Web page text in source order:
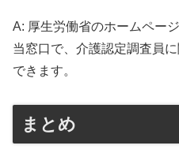
A: 厚生労働省のホームペー
当窓口で、介護認定調査員
できます。
まとめ